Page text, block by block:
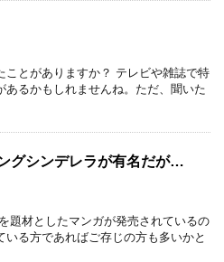
ことがありますか？ テレビや雑誌で特
るかもしれませんね。ただ、聞いた
グシンデレラが有名だが…
題材としたマンガが発売されているの
る方であればご存じの方も多いかと